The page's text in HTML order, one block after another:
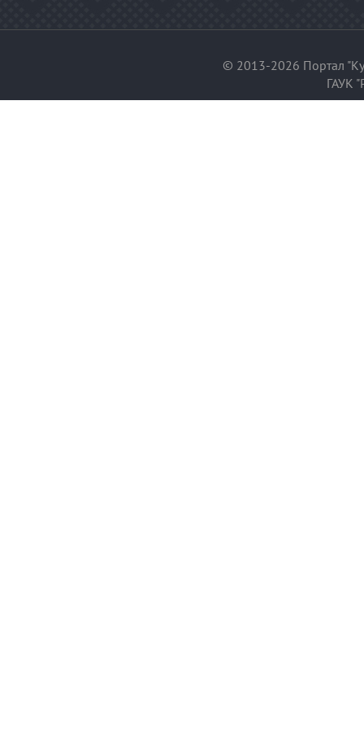
© 2013-2026 Портал
ГАУК